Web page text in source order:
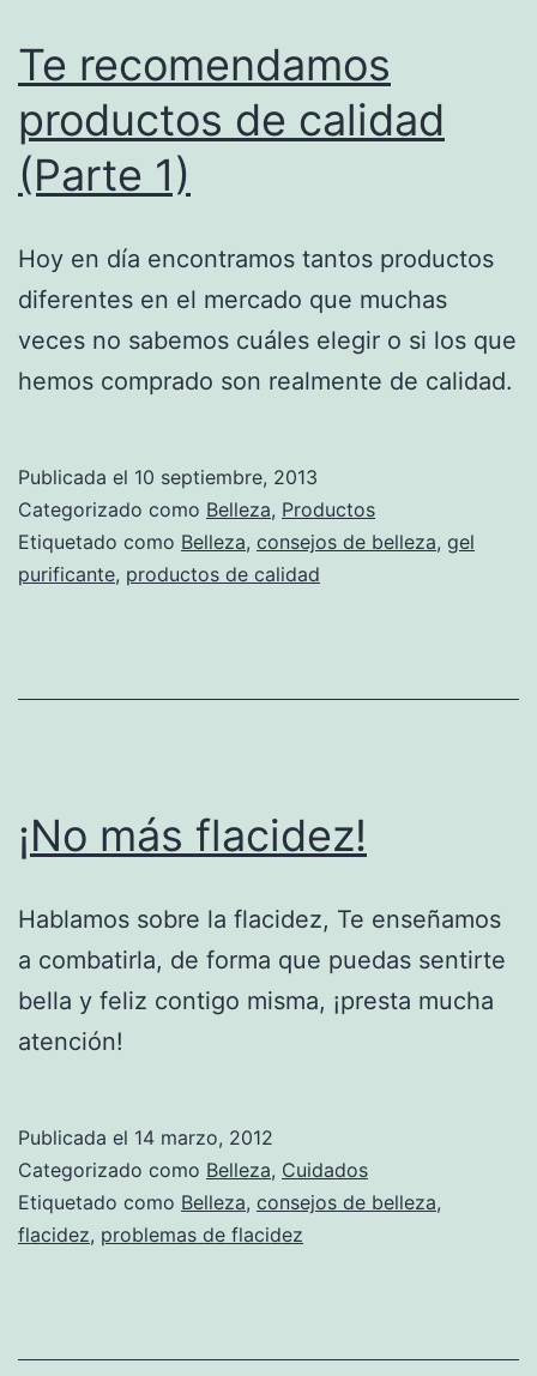
Te recomendamos
productos de calidad
(Parte 1)
Hoy en día encontramos tantos productos
diferentes en el mercado que muchas
veces no sabemos cuáles elegir o si los que
hemos comprado son realmente de calidad.
Publicada el 10 septiembre, 2013
Categorizado como Belleza, Productos
Etiquetado como Belleza, consejos de belleza, gel
purificante, productos de calidad
¡No más flacidez!
Hablamos sobre la flacidez, Te enseñamos
a combatirla, de forma que puedas sentirte
bella y feliz contigo misma, ¡presta mucha
atención!
Publicada el 14 marzo, 2012
Categorizado como Belleza, Cuidados
Etiquetado como Belleza, consejos de belleza,
flacidez, problemas de flacidez